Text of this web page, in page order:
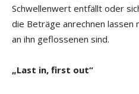
Schwellenwert entfällt oder
die Beträge anrechnen lassen
an ihn geflossenen sind.
„Last in, first out“